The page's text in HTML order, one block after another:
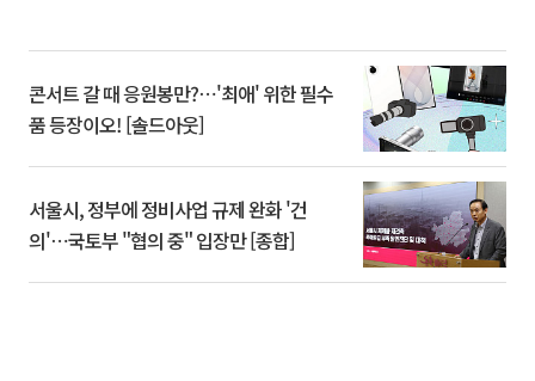
콘서트 갈 때 응원봉만?⋯'최애' 위한 필수
품 등장이오! [솔드아웃]
서울시, 정부에 정비사업 규제 완화 '건
의'⋯국토부 "협의 중" 입장만 [종합]